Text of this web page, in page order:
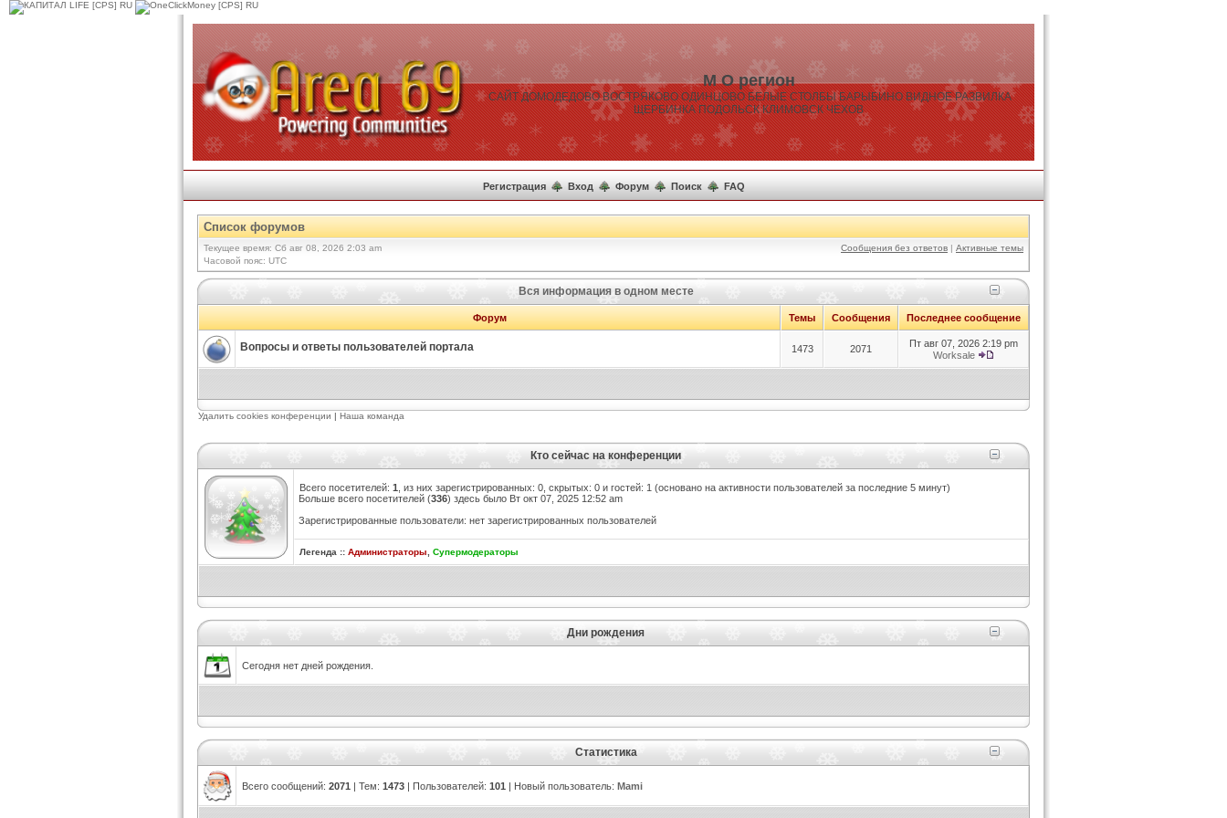
М О регион
САЙТ ДОМОДЕДОВО ВОСТРЯКОВО ОДИНЦОВО БЕЛЫЕ СТОЛБЫ БАРЫБИНО ВИДНОЕ РАЗВИЛКА
ЩЕРБИНКА ПОДОЛЬСК КЛИМОВСК ЧЕХОВ
Регистрация Вход Форум Поиск FAQ
Список форумов
Текущее время: Сб авг 08, 2026 2:03 am
Часовой пояс: UTC
Сообщения без ответов | Активные темы
Вся информация в одном месте
Форум Темы Сообщения Последнее сообщение
Вопросы и ответы пользователей портала 1473 2071
Пт авг 07, 2026 2:19 pm
Worksale
Удалить cookies конференции | Наша команда
Кто сейчас на конференции
Всего посетителей: 1 , из них зарегистрированных: 0, скрытых: 0 и гостей: 1 (основано на активности пользователей за последние 5 минут)
Больше всего посетителей (336) здесь было Вт окт 07, 2025 12:52 am
Зарегистрированные пользователи: нет зарегистрированных пользователей
Легенда :: Администраторы Супермодераторы
Дни рождения
Сегодня нет дней рождения.
Статистика
Всего сообщений: 2071 | Тем: 1473 | Пользователей: 101 | Новый пользователь: Mami